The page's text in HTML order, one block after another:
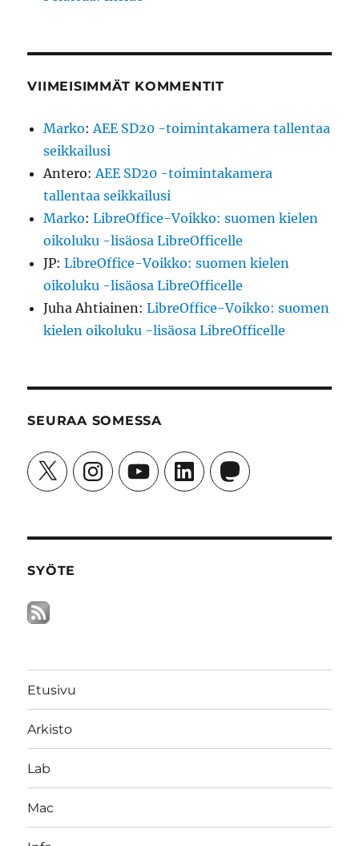
VIIMEISIMMÄT KOMMENTIT
Marko: AEE SD20 -toimintakamera tallentaa
seikkailusi
Antero: AEE SD20 -toimintakamera
tallentaa seikkailusi
Marko:LibreOffice-Voikko: suomen kielen
oikoluku -lisäosa LibreOfficelle
JP:LibreOffice-Voikko: suomen kielen
oikoluku -lisäosa LibreOfficelle
Juha Ahtiainen:LibreOffice-Voikko: suomen
kielen oikoluku -lisäosa LibreOfficelle
SEURAA SOMESSA
X InstagramYouTubeLinkedInMastodon
SYÖTE
Etusivu
Arkisto
Lab
Mac